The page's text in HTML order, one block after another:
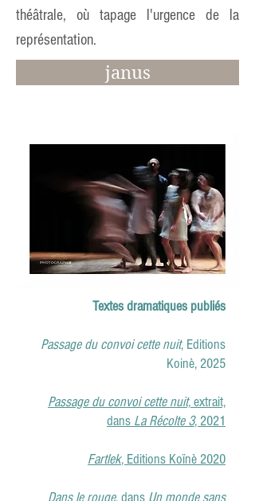
théâtrale, où tapage l'urgence de la
représentation.
janus
Textes dramatiques publiés
Passage du convoi cette nuit, Editions
Koinè, 2025
Passage du convoi cette nuit,extrait,
dans La Récolte 3, 2021
Fartlek, Editions Koïnè 2020
Dans le rouge, dans Un monde sans